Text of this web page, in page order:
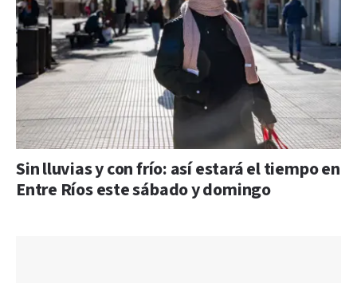
Sin lluvias y con frío: así estará el tiempo en
Entre Ríos este sábado y domingo